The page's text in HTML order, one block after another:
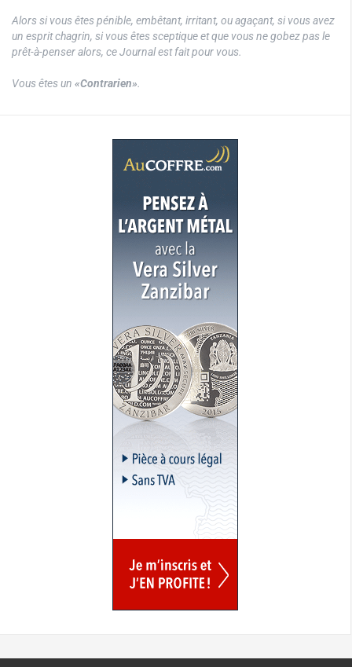
Alors si vous êtes pénible, embêtant, irritant, ou agaçant, si vous avez
un esprit chagrin, si vous êtes sceptique et que vous ne gobez pas le
prêt-à-penser alors, ce Journal est fait pour vous.
Vous êtes un «Contrarien».